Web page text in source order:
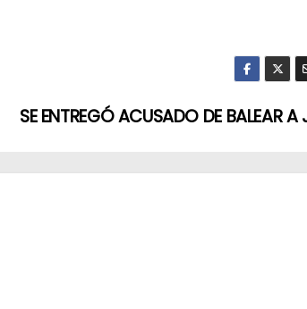
SE ENTREGÓ ACUSADO DE BALEAR A